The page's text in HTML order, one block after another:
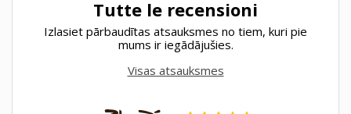
Tutte le recensioni
Izlasiet pārbaudītas atsauksmes no tiem, kuri pie
mums ir iegādājušies.
Visas atsauksmes